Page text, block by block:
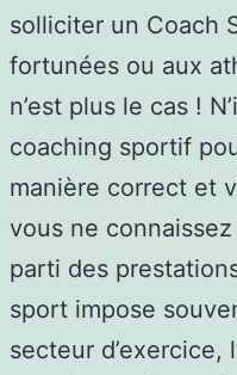
solliciter un Coach
fortunées ou aux
n’est plus le cas !
coaching sportif
manière correct et
vous ne
parti des
sport impose
secteur d’exercice,